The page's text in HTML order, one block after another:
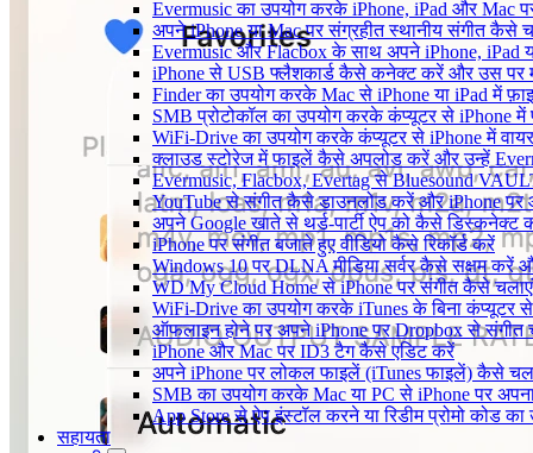
Evermusic का उपयोग करके iPhone, iPad और Mac
अपने iPhone या Mac पर संग्रहीत स्थानीय संगीत कैसे
Evermusic और Flacbox के साथ अपने iPhone, iPad
iPhone से USB फ्लैशकार्ड कैसे कनेक्ट करें और उस पर
Finder का उपयोग करके Mac से iPhone या iPad में
SMB प्रोटोकॉल का उपयोग करके कंप्यूटर से iPhone
WiFi-Drive का उपयोग करके कंप्यूटर से iPhone में
क्लाउड स्टोरेज में फाइलें कैसे अपलोड करें और उन्हें
Evermusic, Flacbox, Evertag से Bluesound
YouTube से संगीत कैसे डाउनलोड करें और iPhone
अपने Google खाते से थर्ड-पार्टी ऐप को कैसे डिस्कनेक्ट
iPhone पर संगीत बजाते हुए वीडियो कैसे रिकॉर्ड करें
Windows 10 पर DLNA मीडिया सर्वर कैसे सक्षम करें
WD My Cloud Home से iPhone पर संगीत कैसे चलाएं
WiFi-Drive का उपयोग करके iTunes के बिना कंप्यूटर
ऑफलाइन होने पर अपने iPhone पर Dropbox से संगीत
iPhone और Mac पर ID3 टैग कैसे एडिट करें
अपने iPhone पर लोकल फाइलें (iTunes फाइलें) कैसे
SMB का उपयोग करके Mac या PC से iPhone पर
App Store से ऐप इंस्टॉल करने या रिडीम प्रोमो कोड
सहायता